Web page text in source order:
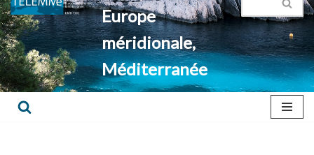
Europe
méridionale,
Méditerranée